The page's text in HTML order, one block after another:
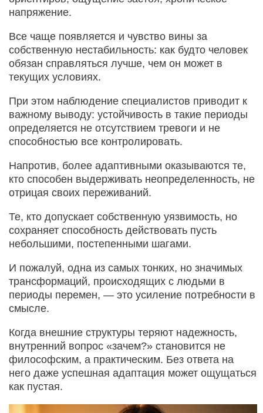
напряжение.
Все чаще появляется и чувство вины за
собственную нестабильность: как будто человек
обязан справляться лучше, чем он может в
текущих условиях.
При этом наблюдение специалистов приводит к
важному выводу: устойчивость в такие периоды
определяется не отсутствием тревоги и не
способностью все контролировать.
Напротив, более адаптивными оказываются те,
кто способен выдерживать неопределенность, не
отрицая своих переживаний.
Те, кто допускает собственную уязвимость, но
сохраняет способность действовать пусть
небольшими, постепенными шагами.
И пожалуй, одна из самых тонких, но значимых
трансформаций, происходящих с людьми в
периоды перемен, — это усиление потребности в
смысле.
Когда внешние структуры теряют надежность,
внутренний вопрос «зачем?» становится не
философским, а практическим. Без ответа на
него даже успешная адаптация может ощущаться
как пустая.